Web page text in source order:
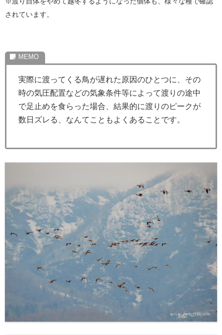
されています。
実際に渡ってくる鳥が遅れた原因のひとつに、その
時の気圧配置などの気象条件等によって渡りの途中
で足止めを食らった場合、結果的に渡りのピークが
数日ズレる、なんてこともよくあることです。